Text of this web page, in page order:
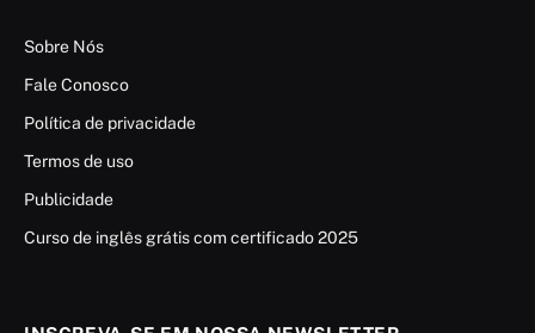
Sobre Nós
Fale Conosco
Política de privacidade
Termos de uso
Publicidade
Curso de inglês grátis com certificado 2025